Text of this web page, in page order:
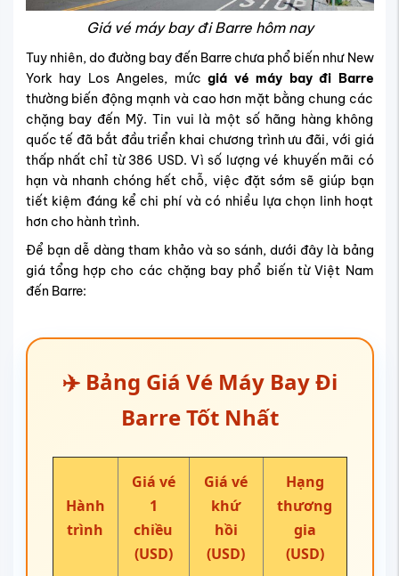
Giá vé máy bay đi Barre hôm nay
Tuy nhiên, do đường bay đến Barre chưa phổ biến như New
York hay Los Angeles, mức giá vé máy bay đi Barre
thường biến động mạnh và cao hơn mặt bằng chung các
chặng bay đến Mỹ. Tin vui là một số hãng hàng không
quốc tế đã bắt đầu triển khai chương trình ưu đãi, với giá
thấp nhất chỉ từ 386 USD. Vì số lượng vé khuyến mãi có
hạn và nhanh chóng hết chỗ, việc đặt sớm sẽ giúp bạn
tiết kiệm đáng kể chi phí và có nhiều lựa chọn linh hoạt
hơn cho hành trình.
Để bạn dễ dàng tham khảo và so sánh, dưới đây là bảng
giá tổng hợp cho các chặng bay phổ biến từ Việt Nam
đến Barre:
✈️ Bảng Giá Vé Máy Bay Đi
Barre Tốt Nhất
Hành
trình
Giá vé
1
chiều
(USD)
Giá vé
khứ
hồi
(USD)
Hạng
thương
gia
(USD)